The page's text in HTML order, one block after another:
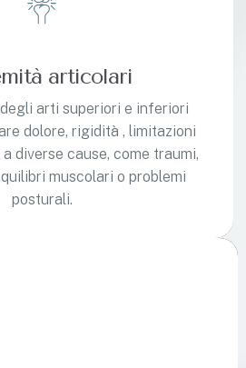
articolari
arti superiori e inferiori
dolore, rigidità , limitazioni
diverse cause, come traumi,
muscolari o problemi
posturali.